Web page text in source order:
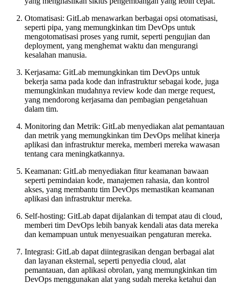
Otomatisasi: GitLab menawarkan berbagai opsi otomatisasi,
seperti pipa, yang memungkinkan tim DevOps untuk
mengotomatisasi proses yang rumit, seperti pengujian dan
deployment, yang menghemat waktu dan mengurangi
kesalahan manusia.
Kerjasama: GitLab memungkinkan tim DevOps untuk
bekerja sama pada kode dan infrastruktur sebagai kode, juga
memungkinkan mudahnya review kode dan merge request,
yang mendorong kerjasama dan pembagian pengetahuan
dalam tim.
Monitoring dan Metrik: GitLab menyediakan alat pemantauan
dan metrik yang memungkinkan tim DevOps melihat kinerja
aplikasi dan infrastruktur mereka, memberi mereka wawasan
tentang cara meningkatkannya.
Keamanan: GitLab menyediakan fitur keamanan bawaan
seperti pemindaian kode, manajemen rahasia, dan kontrol
akses, yang membantu tim DevOps memastikan keamanan
aplikasi dan infrastruktur mereka.
Self-hosting: GitLab dapat dijalankan di tempat atau di cloud,
memberi tim DevOps lebih banyak kendali atas data mereka
dan kemampuan untuk menyesuaikan pengaturan mereka.
Integrasi: GitLab dapat diintegrasikan dengan berbagai alat
dan layanan eksternal, seperti penyedia cloud, alat
pemantauan, dan aplikasi obrolan, yang memungkinkan tim
DevOps menggunakan alat yang sudah mereka ketahui dan